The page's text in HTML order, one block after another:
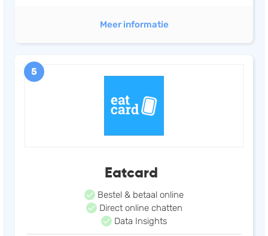
Meer informatie
5
Eatcard
Bestel & betaal online
Direct online chatten
Data Insights